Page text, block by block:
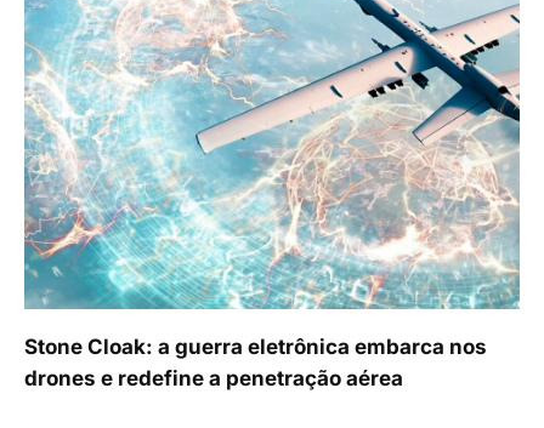
Stone Cloak: a guerra eletrônica embarca nos
drones e redefine a penetração aérea